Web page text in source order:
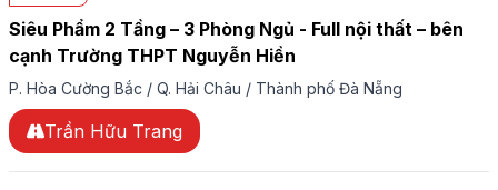
Siêu Phẩm 2 Tầng – 3 Phòng Ngủ - Full nội thất – bên
cạnh Trường THPT Nguyễn Hiền
P. Hòa Cường Bắc / Q. Hải Châu / Thành phố Đà Nẵng
Trần Hữu Trang